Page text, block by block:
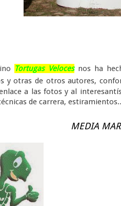
Tortugas Velocesnos ha
y otras de otros autores,
a las fotos y al
de carrera,
MEDIA